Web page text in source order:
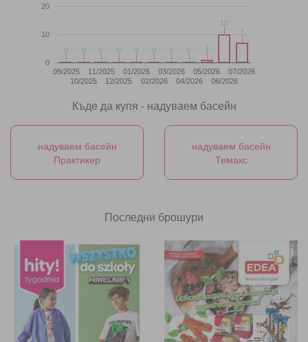
09/2025
10/2025
11/2025
12/2025
01/2026
02/2026
03/2026
04/2026
05/2026
06/2026
07/2026
0
10
20
00 00 00 00 00 00 00 00 11
10
10
77
Къде да купя - надуваем басейн
надуваем басейн
Практикер
надуваем басейн
Темакс
Последни брошури